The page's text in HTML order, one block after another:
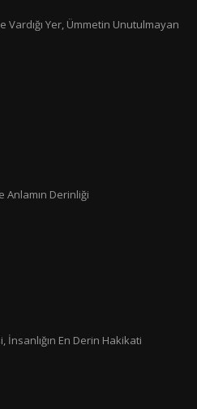
Vardığı Yer, Ümmetin Unutulmayan
Anlamın Derinliği
En Derin Hakikati